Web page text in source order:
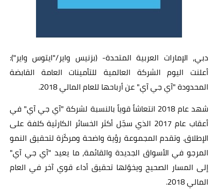
دبي، الإمارات العربية المتحدة- (بزنيس واير/"ايتوس واير"):
أعلنت اليوم الشركة العالمية للتأمينات العامة القابضة
المحدودة "آي جي آي" عن أرباحها للعام المالي 2018.
شهد عام 2018 انتعاشاً قوياً بالنسبة لشركة "آي جي آي" في
أعقاب عام 2017 الذي سجّل أكثر الخسائر الكارثية كلفة على
الإطلاق. وتقدم المجموعة رؤية واضحة ومركّزة لتحقيق النمو
المرجو في الأسواق الجديدة والقائمة، ما يعيد "آي جي آي"
إلى المسار الصحيح ويخوّلها تحقيق أداء قوي آخر في العام
المالي 2018.